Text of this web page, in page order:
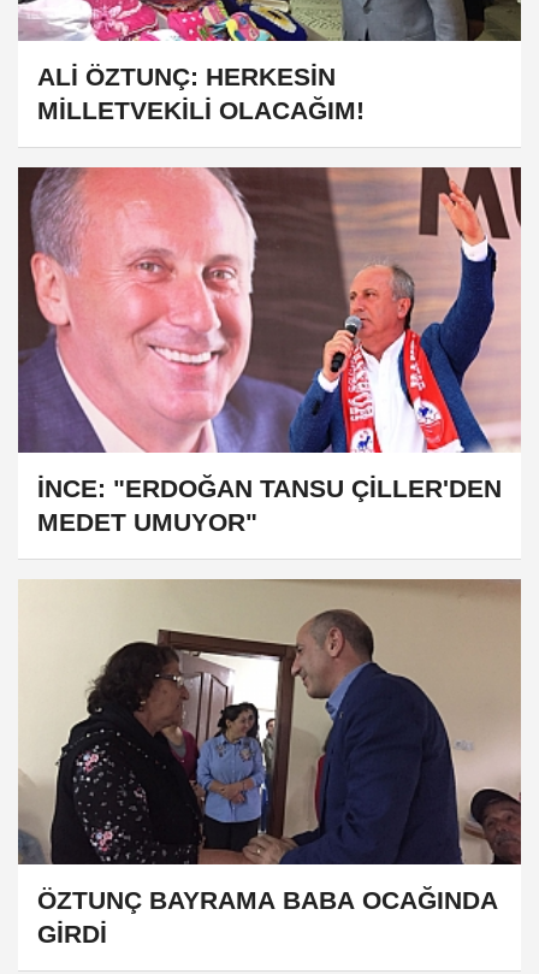
ALİ ÖZTUNÇ: HERKESİN
MİLLETVEKİLİ OLACAĞIM!
İNCE: "ERDOĞAN TANSU ÇİLLER'DEN
MEDET UMUYOR"
ÖZTUNÇ BAYRAMA BABA OCAĞINDA
GİRDİ